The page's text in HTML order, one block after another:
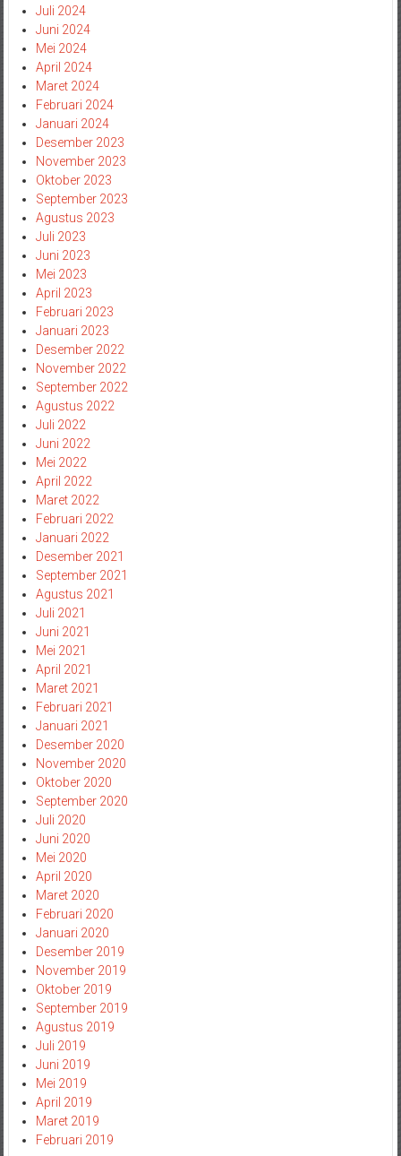
Juli 2024
Juni 2024
Mei 2024
April 2024
Maret 2024
Februari 2024
Januari 2024
Desember 2023
November 2023
Oktober 2023
September 2023
Agustus 2023
Juli 2023
Juni 2023
Mei 2023
April 2023
Februari 2023
Januari 2023
Desember 2022
November 2022
September 2022
Agustus 2022
Juli 2022
Juni 2022
Mei 2022
April 2022
Maret 2022
Februari 2022
Januari 2022
Desember 2021
September 2021
Agustus 2021
Juli 2021
Juni 2021
Mei 2021
April 2021
Maret 2021
Februari 2021
Januari 2021
Desember 2020
November 2020
Oktober 2020
September 2020
Juli 2020
Juni 2020
Mei 2020
April 2020
Maret 2020
Februari 2020
Januari 2020
Desember 2019
November 2019
Oktober 2019
September 2019
Agustus 2019
Juli 2019
Juni 2019
Mei 2019
April 2019
Maret 2019
Februari 2019